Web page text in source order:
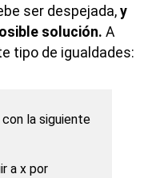
ser despejada, y
solución. A
tipo de igualdades:
la siguiente
a x por